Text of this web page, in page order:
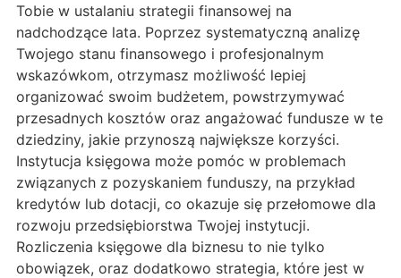
Tobie w ustalaniu strategii finansowej na
nadchodzące lata. Poprzez systematyczną analizę
Twojego stanu finansowego i profesjonalnym
wskazówkom, otrzymasz możliwość lepiej
organizować swoim budżetem, powstrzymywać
przesadnych kosztów oraz angażować fundusze w te
dziedziny, jakie przynoszą największe korzyści.
Instytucja księgowa może pomóc w problemach
związanych z pozyskaniem funduszy, na przykład
kredytów lub dotacji, co okazuje się przełomowe dla
rozwoju przedsiębiorstwa Twojej instytucji.
Rozliczenia księgowe dla biznesu to nie tylko
obowiązek, oraz dodatkowo strategia, które jest w